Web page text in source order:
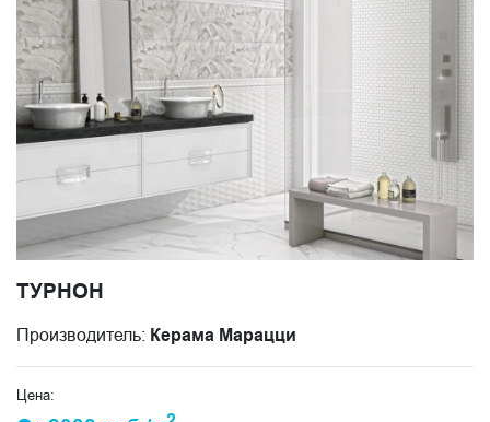
ТУРНОН
Производитель: Керама Марацци
Цена: